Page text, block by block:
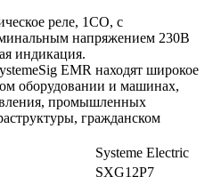
реле, 1СО, с
напряжением 230В
индикация.
EMR находят широкое
оборудовании и машинах,
промышленных
гражданском
Systeme Electric
SXG12P7